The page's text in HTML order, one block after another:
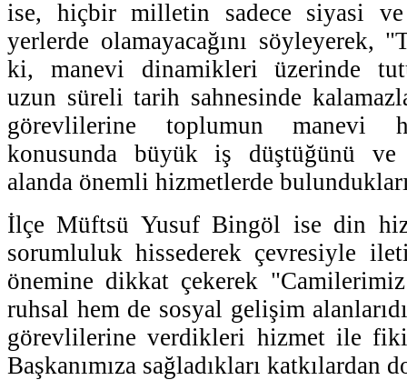
ise, hiçbir milletin sadece siyasi
yerlerde olamayacağını söyleyerek,
ki, manevi dinamikleri üzerinde
uzun süreli tarih sahnesinde
görevlilerine toplumun manevi
konusunda büyük iş düştüğünü
alanda önemli hizmetlerde
İlçe Müftsü Yusuf Bingöl ise din
sorumluluk hissederek çevresiyle
önemine dikkat çekerek "Camilerimiz
ruhsal hem de sosyal gelişim
görevlilerine verdikleri hizmet ile
Başkanımıza sağladıkları katkılardan